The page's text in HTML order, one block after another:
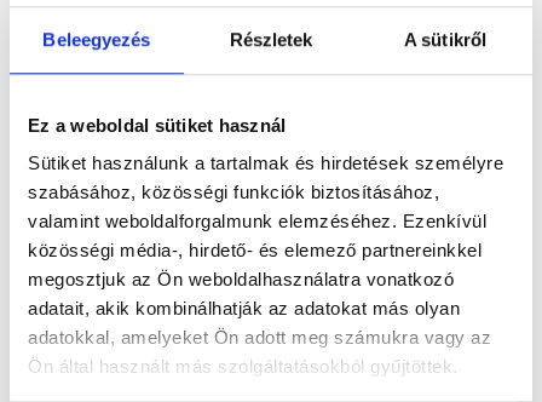
Beleegyezés Részletek A sütikről
Ez a weboldal sütiket használ
Sütiket használunk a tartalmak és hirdetések személyre
szabásához, közösségi funkciók biztosításához,
valamint weboldalforgalmunk elemzéséhez. Ezenkívül
közösségi média-, hirdető- és elemező partnereinkkel
megosztjuk az Ön weboldalhasználatra vonatkozó
adatait, akik kombinálhatják az adatokat más olyan
adatokkal, amelyeket Ön adott meg számukra vagy az
Ön által használt más szolgáltatásokból gyűjtöttek.
Foglalj időpontot
Főoldal Orvosok Pszichológus
Pszichológus, Online konzultáció Vasas Viktória